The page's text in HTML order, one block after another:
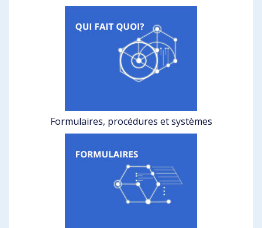
Formulaires, procédures et systèmes